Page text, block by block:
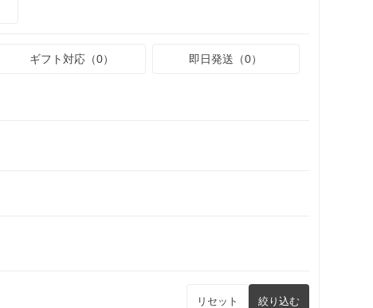
ギフト対応（0） 即日発送（0）
リセット 絞り込む